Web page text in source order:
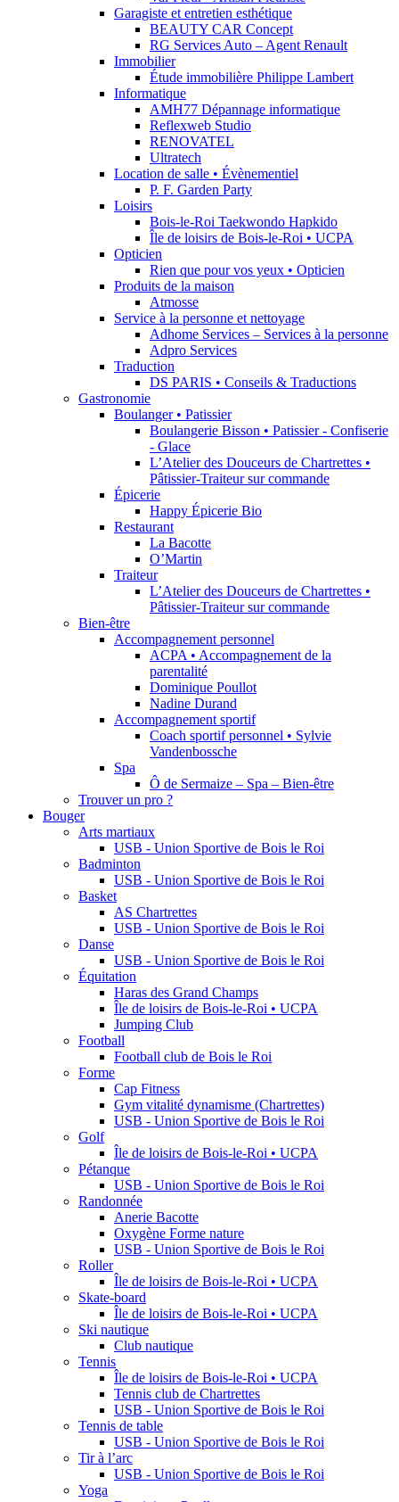
Garagiste et entretien esthétique
BEAUTY CAR Concept
RG Services Auto – Agent Renault
Immobilier
Étude immobilière Philippe Lambert
Informatique
AMH77 Dépannage informatique
Reflexweb Studio
RENOVATEL
Ultratech
Location de salle • Évènementiel
P. F. Garden Party
Loisirs
Bois-le-Roi Taekwondo Hapkido
Île de loisirs de Bois-le-Roi • UCPA
Opticien
Rien que pour vos yeux • Opticien
Produits de la maison
Atmosse
Service à la personne et nettoyage
Adhome Services – Services à la personne
Adpro Services
Traduction
DS PARIS • Conseils & Traductions
Gastronomie
Boulanger • Patissier
Boulangerie Bisson • Patissier - Confiserie
- Glace
L’Atelier des Douceurs de Chartrettes •
Pâtissier-Traiteur sur commande
Épicerie
Happy Épicerie Bio
Restaurant
La Bacotte
O’Martin
Traiteur
L’Atelier des Douceurs de Chartrettes •
Pâtissier-Traiteur sur commande
Bien-être
Accompagnement personnel
ACPA • Accompagnement de la
parentalité
Dominique Poullot
Nadine Durand
Accompagnement sportif
Coach sportif personnel • Sylvie
Vandenbossche
Spa
Ô de Sermaize – Spa – Bien-être
Trouver un pro ?
Bouger
Arts martiaux
USB - Union Sportive de Bois le Roi
Badminton
USB - Union Sportive de Bois le Roi
Basket
AS Chartrettes
USB - Union Sportive de Bois le Roi
Danse
USB - Union Sportive de Bois le Roi
Équitation
Haras des Grand Champs
Île de loisirs de Bois-le-Roi • UCPA
Jumping Club
Football
Football club de Bois le Roi
Forme
Cap Fitness
Gym vitalité dynamisme (Chartrettes)
USB - Union Sportive de Bois le Roi
Golf
Île de loisirs de Bois-le-Roi • UCPA
Pétanque
USB - Union Sportive de Bois le Roi
Randonnée
Anerie Bacotte
Oxygène Forme nature
USB - Union Sportive de Bois le Roi
Roller
Île de loisirs de Bois-le-Roi • UCPA
Skate-board
Île de loisirs de Bois-le-Roi • UCPA
Ski nautique
Club nautique
Tennis
Île de loisirs de Bois-le-Roi • UCPA
Tennis club de Chartrettes
USB - Union Sportive de Bois le Roi
Tennis de table
USB - Union Sportive de Bois le Roi
Tir à l’arc
USB - Union Sportive de Bois le Roi
Yoga